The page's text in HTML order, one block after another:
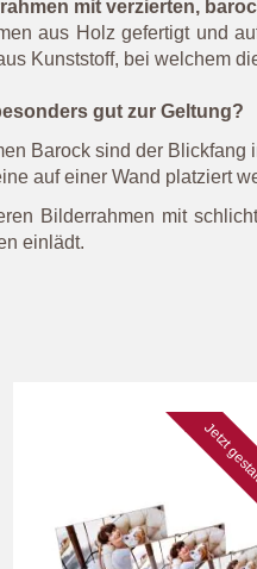
mit verzierten,
aus Holz gefertigt und
Kunststoff, bei welchem
gut zur Geltung?
Barock sind der
auf einer Wand platziert
Bilderrahmen mit
einlädt.
Jetzt